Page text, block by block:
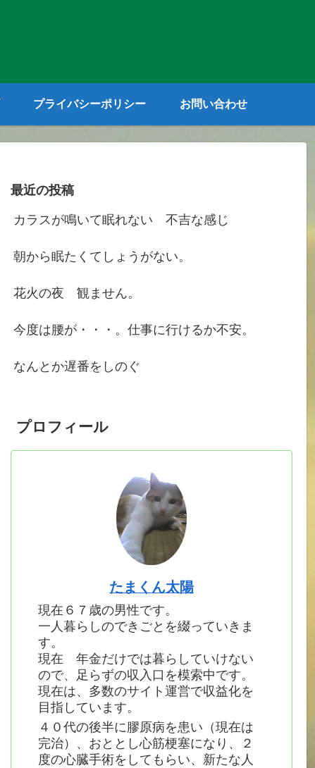
プライバシーポリシー お問い合わせ
最近の投稿
カラスが鳴いて眠れない 不吉な感じ
朝から眠たくてしょうがない。
花火の夜 観ません。
今度は腰が・・・。仕事に行けるか不安。
なんとか遅番をしのぐ
プロフィール
たまくん太陽
現在６７歳の男性です。
一人暮らしのできごとを綴っていきま
す。
現在 年金だけでは暮らしていけない
ので、足らずの収入口を模索中です。
現在は、多数のサイト運営で収益化を
目指しています。
４０代の後半に膠原病を患い（現在は
完治）、おととし心筋梗塞になり、２
度の心臓手術をしてもらい、新たな人